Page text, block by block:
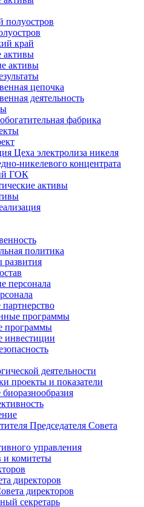
полуостров
край
активы
активы
цепочка
деятельность
фабрика
Цеха электролиза никеля
никелевого концентрата
ГОК
активы
политика
персонала
программы
программы
инвестиции
деятельности
проекты и показатели
Председателя Совета
управления
и комитеты
директоров
директоров
секретарь